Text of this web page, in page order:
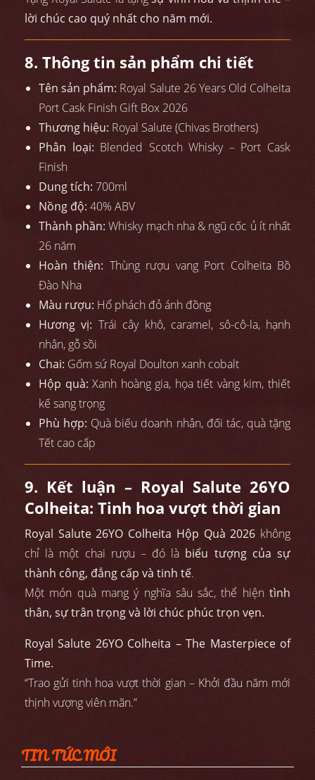
lời chúc cao quý nhất cho năm mới.
8. Thông tin sản phẩm chi tiết
Tên sản phẩm: Royal Salute 26 Years Old Colheita
Port Cask Finish Gift Box 2026
Thương hiệu: Royal Salute (Chivas Brothers)
Phân loại: Blended Scotch Whisky – Port Cask
Finish
Dung tích: 700ml
Nồng độ: 40% ABV
Thành phần: Whisky mạch nha & ngũ cốc ủ ít nhất
26 năm
Hoàn thiện: Thùng rượu vang Port Colheita Bồ
Đào Nha
Màu rượu: Hổ phách đỏ ánh đồng
Hương vị: Trái cây khô, caramel, sô-cô-la, hạnh
nhân, gỗ sồi
Chai: Gốm sứ Royal Doulton xanh cobalt
Hộp quà: Xanh hoàng gia, họa tiết vàng kim, thiết
kế sang trọng
Phù hợp: Quà biếu doanh nhân, đối tác, quà tặng
Tết cao cấp
9. Kết luận – Royal Salute 26YO
Colheita: Tinh hoa vượt thời gian
Royal Salute 26YO Colheita Hộp Quà 2026 không
chỉ là một chai rượu – đó là biểu tượng của sự
thành công, đẳng cấp và tinh tế.
Một món quà mang ý nghĩa sâu sắc, thể hiện tình
thân, sự trân trọng và lời chúc phúc trọn vẹn.
Royal Salute 26YO Colheita – The Masterpiece of
Time.
“Trao gửi tinh hoa vượt thời gian – Khởi đầu năm mới
thịnh vượng viên mãn.”
TIN TỨC MỚI